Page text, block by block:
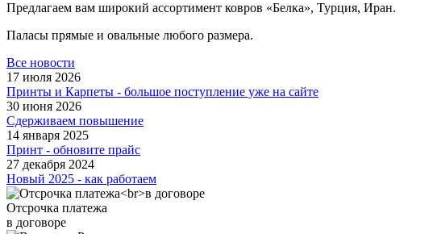
Предлагаем вам широкий ассортимент ковров «Белка», Турция, Иран.
Паласы прямые и овальные любого размера.
Все новости
17 июля 2026
Принты и Карпеты - большое поступление уже на сайте
30 июня 2026
Сдерживаем повышение
14 января 2025
Принт - обновите прайс
27 декабря 2024
Новый 2025 - как работаем
Отсрочка платежа
в договоре